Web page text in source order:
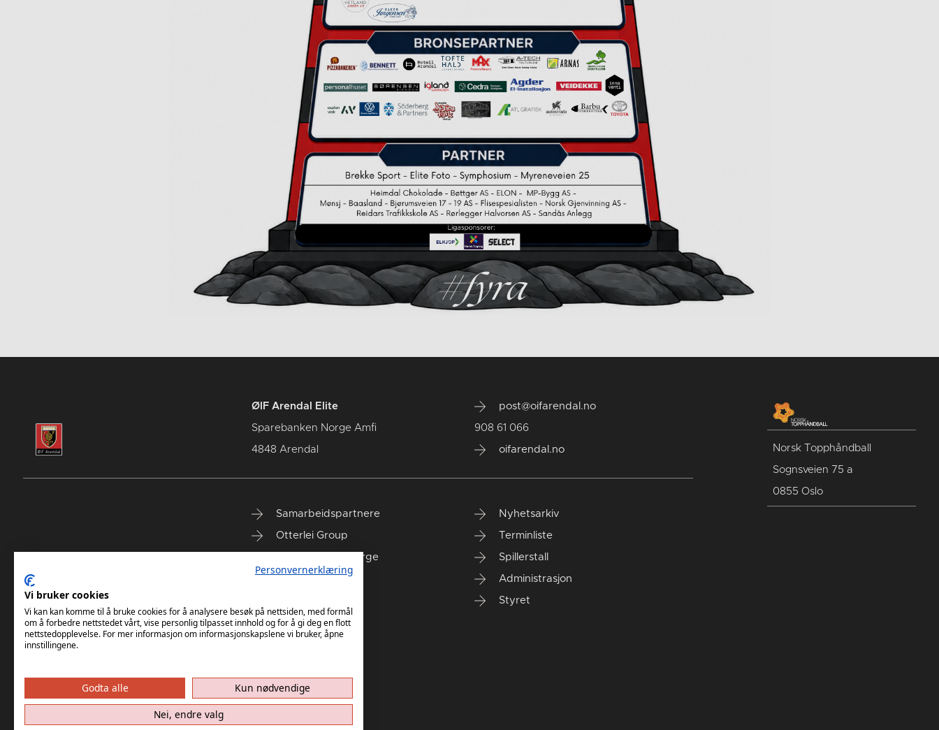
ØIF Arendal Elite
Sparebanken Norge Amfi
4848 Arendal
post@oifarendal.no
908 61 066
oifarendal.no
Samarbeidspartnere
Otterlei Group
Sparebanken Norge
Select
Nyhetsarkiv
Terminliste
Spillerstall
Administrasjon
Styret
Norsk Topphåndball
Sognsveien 75 a
0855 Oslo
Personvernerklæring
Vi bruker cookies
Vi kan kan komme til å bruke cookies for å analysere besøk på nettsiden, med formål
om å forbedre nettstedet vårt, vise personlig tilpasset innhold og for å gi deg en flott
nettstedopplevelse. For mer informasjon om informasjonskapslene vi bruker, åpne
innstillingene.
Godta alle
Kun nødvendige
Nei, endre valg